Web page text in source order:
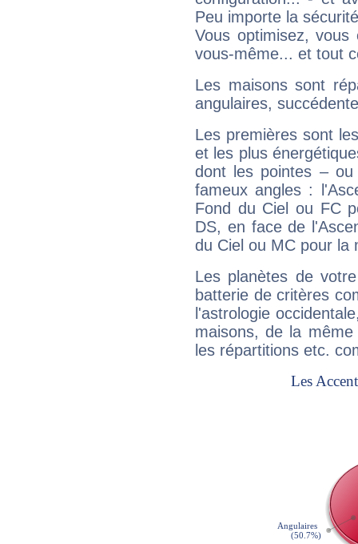
Peu importe la
Vous optimisez, vous
vous-même... et tout
Les maisons sont
angulaires,
Les premières sont
et les plus
dont les pointes –
fameux angles :
Fond du Ciel ou FC
DS, en face de
du Ciel ou MC pour la
Les planètes de
batterie de critères
l'astrologie
maisons, de la
les répartitions etc.